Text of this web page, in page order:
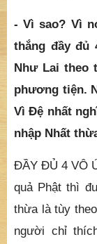
- Vì sao? Vì
thắng đầy đủ
Như Lai theo
phương tiện.
Vì Đệ nhất
nhập Nhất
ĐẦY ĐỦ 4 VÔ
quả Phật thì
thừa là tùy
người chỉ